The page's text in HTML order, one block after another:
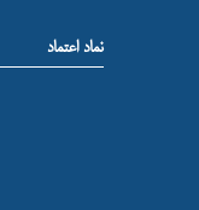
نماد اعتماد